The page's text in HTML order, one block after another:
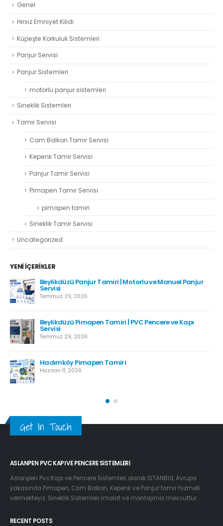
Genel
Hırsız Emniyet Kilidi
Küpeşte Korkuluk Sistemleri
Panjur Servisi
Panjur Sistemleri
motorlu panjur sistemleri
Sineklik Sistemleri
Tamir Servisi
Cam Balkon Tamir Servisi
Kepenk Tamir Servisi
Panjur Tamir Servisi
Pimapen Tamir Servisi
pimapen tamiri
Sineklik Tamir Servisi
Uncategorized
YENI İÇERIKLER
Beylikdüzü Panjur Tamiri | Motorlu ve Manuel Panjur
Servisi
Temmuz 29, 2026
Beylikdüzü Pimapen Tamiri | PVC Pencere ve Kapı
Servisi
Temmuz 29, 2026
Hadımköy Pimapen Tamiri
Haziran 11, 2026
Get In Touch
ASLANPEN PVC KAPI VE PENCERE SISTEMLERI
Aslanpen Pvc Kapı ve Pencere Sistemleri olarak İSTANBUL Avrupa
yakasında Pimapen, Cam Balkon, Kepenk ve Panjur tamir hizmeti
vermekteyiz. Sineklik Sistemleri imalat ve montajımız mevcuttur.
RECENT POSTS